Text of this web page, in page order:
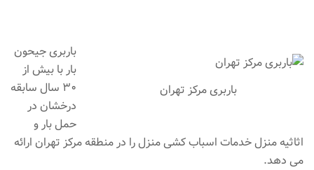
باربری مرکز تهران
باربری جیحون
بار با بیش از
۳۰ سال سابقه
درخشان در
حمل بار و
اثاثیه منزل خدمات اسباب کشی منزل را در منطقه مرکز تهران ارائه
می دهد.